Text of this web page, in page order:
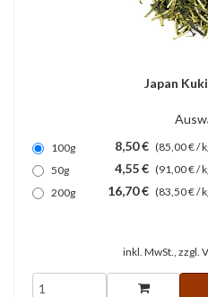
Japan
100g 8,50 € (85,00 € /
50g
4,55 € (91,00 € /
200g
16,70 € (83,50 € /
inkl. MwSt., zzgl.